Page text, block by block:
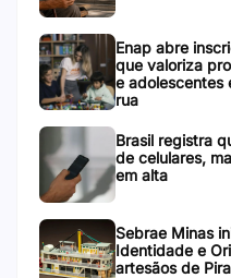
Enap abre
que valoriza
e adolescentes
rua
Brasil registra
de celulares,
em alta
Sebrae Minas
Identidade e
artesãos de